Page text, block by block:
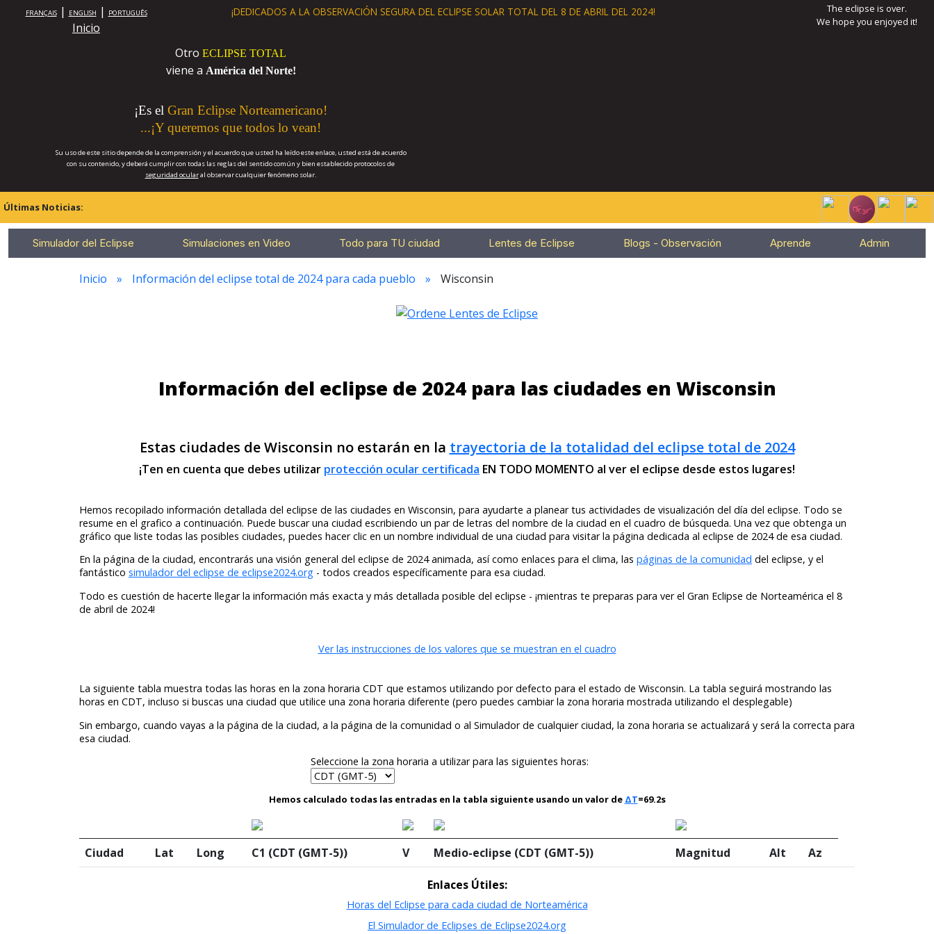
FRANÇAIS| ENGLISH | PORTUGUÊS
Inicio
¡DEDICADOS A LA OBSERVACIÓN SEGURADEL ECLIPSE SOLAR TOTAL DEL 8 DE ABRIL DEL 2024!
The eclipse is over.
We hope you enjoyed it!
Otro ECLIPSE TOTAL
viene a América del Norte!
¡Es el Gran Eclipse Norteamericano!
...¡Y queremos que todos lo vean!
Su uso de este sitio depende de la comprensión y el acuerdo que usted ha leído este enlace, usted está de acuerdo
con su contenido, y deberá cumplir con todas las reglas del sentido común y bien establecido protocolos de
seguridad ocularal observar cualquier fenómeno solar.
Últimas Noticias:
Simulador del Eclipse Simulaciones en Video Todo para TU ciudad Lentes de Eclipse Blogs - Observación Aprende Admin
Inicio Información del eclipse total de 2024 para cada pueblo Wisconsin
Información del eclipse de 2024 para las ciudades en Wisconsin
Estas ciudades de Wisconsin no estarán en la trayectoria de la totalidad del eclipse total de 2024
¡Ten en cuenta que debes utilizar protección ocular certificada EN TODO MOMENTO al ver el eclipse desde estos lugares!
Hemos recopilado información detallada del eclipse de las ciudades en Wisconsin, para ayudarte a planear tus actividades de visualización del día del eclipse. Todo se
resume en el grafico a continuación. Puede buscar una ciudad escribiendo un par de letras del nombre de la ciudad en el cuadro de búsqueda. Una vez que obtenga un
gráfico que liste todas las posibles ciudades, puedes hacer clic en un nombre individual de una ciudad para visitar la página dedicada al eclipse de 2024 de esa ciudad.
En la página de la ciudad, encontrarás una visión general del eclipse de 2024 animada, así como enlaces para el clima, las páginas de la comunidad del eclipse, y el
fantástico simulador del eclipse de eclipse2024.org - todos creados específicamente para esa ciudad.
Todo es cuestión de hacerte llegar la información más exacta y más detallada posible del eclipse - ¡mientras te preparas para ver el Gran Eclipse de Norteamérica el 8
de abril de 2024!
Ver las instrucciones de los valores que se muestran en el cuadro
La siguiente tabla muestra todas las horas en la zona horaria CDT que estamos utilizando por defecto para el estado de Wisconsin. La tabla seguirá mostrando las
horas en CDT, incluso si buscas una ciudad que utilice una zona horaria diferente (pero puedes cambiar la zona horaria mostrada utilizando el desplegable)
Sin embargo, cuando vayas a la página de la ciudad, a la página de la comunidad o al Simulador de cualquier ciudad, la zona horaria se actualizará y será la correcta para
esa ciudad.
Seleccione la zona horaria a utilizar para las siguientes horas:
Hemos calculado todas las entradas en la tabla siguiente usando un valor de ΔT=69.2s
Ciudad Lat Long C1 (CDT (GMT-5)) V Medio-eclipse (CDT (GMT-5)) Magnitud Alt Az
Enlaces Útiles:
Horas del Eclipse para cada ciudad de Norteamérica
El Simulador de Eclipses de Eclipse2024.org